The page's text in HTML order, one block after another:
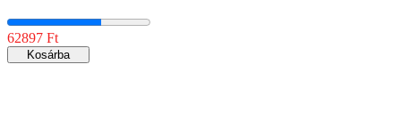
62897 Ft
Kosárba